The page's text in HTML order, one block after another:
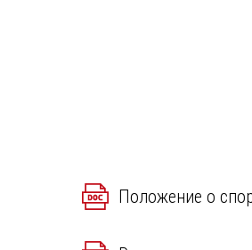
Положение о